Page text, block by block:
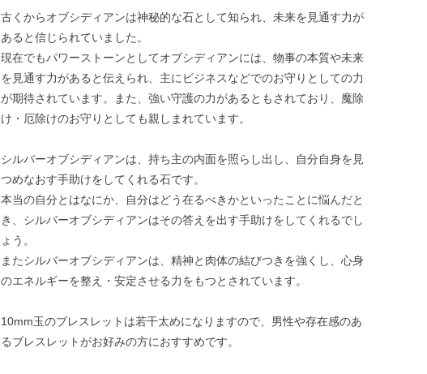
古くからオブシディアンは神秘的な石として知られ、未来を見通す力が
あると信じられていました。
現在でもパワーストーンとしてオブシディアンには、物事の本質や未来
を見通す力があると伝えられ、主にビジネスなどでのお守りとしての力
が期待されています。また、強い守護の力があるともされており、魔除
け・厄除けのお守りとしても親しまれています。
シルバーオブシディアンは、持ち主の内面を照らし出し、自分自身を見
つめなおす手助けをしてくれる石です。
本当の自分とはなにか、自分はどう在るべきかといったことに悩んだと
き、シルバーオブシディアンはその答えを出す手助けをしてくれるでし
ょう。
またシルバーオブシディアンは、精神と肉体の結びつきを強くし、心身
のエネルギーを整え・安定させる力をもつとされています。
10mm玉のブレスレットは若干太めになりますので、男性や存在感のあ
るブレスレットがお好みの方におすすめです。